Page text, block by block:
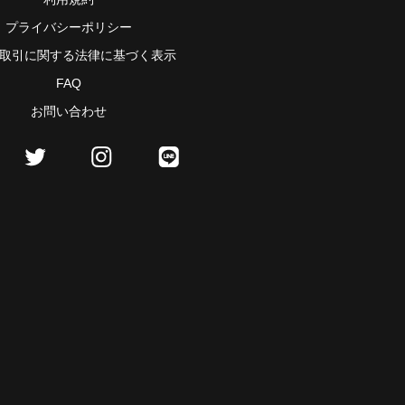
プライバシーポリシー
引に関する法律に基づく表示
FAQ
お問い合わせ